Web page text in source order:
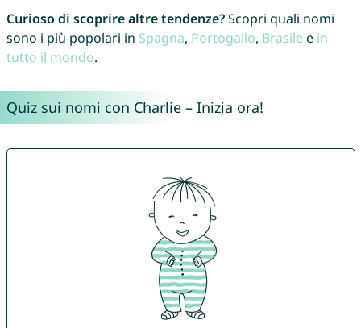
Curioso di scoprire altre tendenze?Scopri quali nomi
sono i più popolari in Spagna, Portogallo, Brasile e in
tutto il mondo.
Quiz sui nomi con Charlie – Inizia ora!